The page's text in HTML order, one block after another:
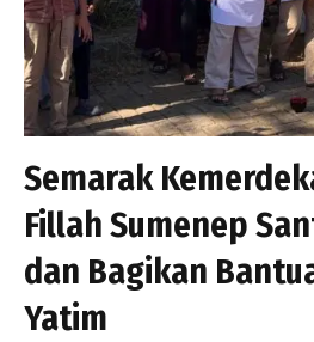
Semarak
Fillah Sumenep
dan Bagikan
Yatim